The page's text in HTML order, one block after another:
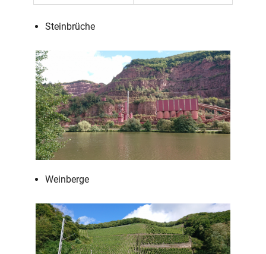
Steinbrüche
Weinberge